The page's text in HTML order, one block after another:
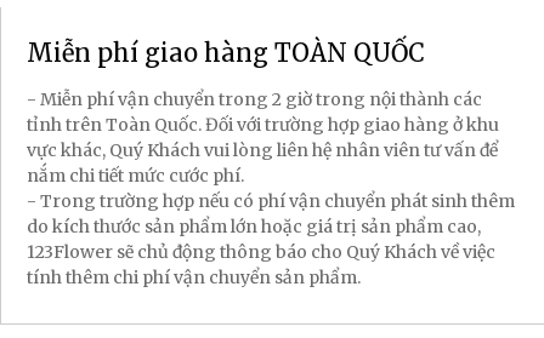
Miễn phí giao hàng TOÀN QUỐC
- Miễn phí vận chuyển trong 2 giờ trong nội thành các
tỉnh trên Toàn Quốc. Đối với trường hợp giao hàng ở khu
vực khác, Quý Khách vui lòng liên hệ nhân viên tư vấn để
nắm chi tiết mức cước phí.
- Trong trường hợp nếu có phí vận chuyển phát sinh thêm
do kích thước sản phẩm lớn hoặc giá trị sản phẩm cao,
123Flower sẽ chủ động thông báo cho Quý Khách về việc
tính thêm chi phí vận chuyển sản phẩm.